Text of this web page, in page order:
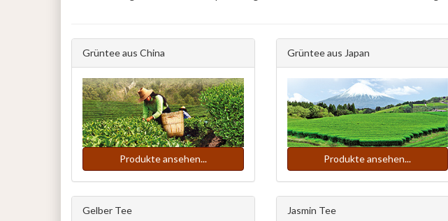
Grüntee aus China
Produkte ansehen...
Grüntee aus Japan
Produkte ansehen...
Gelber Tee Jasmin Tee